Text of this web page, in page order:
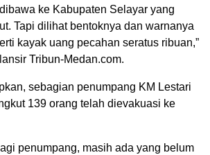
ke Kabupaten Selayar yang
Tapi dilihat bentoknya dan warnanya
kayak uang pecahan seratus ribuan,”
Tribun-Medan.com.
sebagian penumpang KM Lestari
139 orang telah dievakuasi ke
penumpang, masih ada yang belum